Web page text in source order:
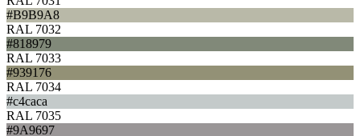
#B9B9A8
RAL 7032
#818979
RAL 7033
#939176
RAL 7034
#c4caca
RAL 7035
#9A9697